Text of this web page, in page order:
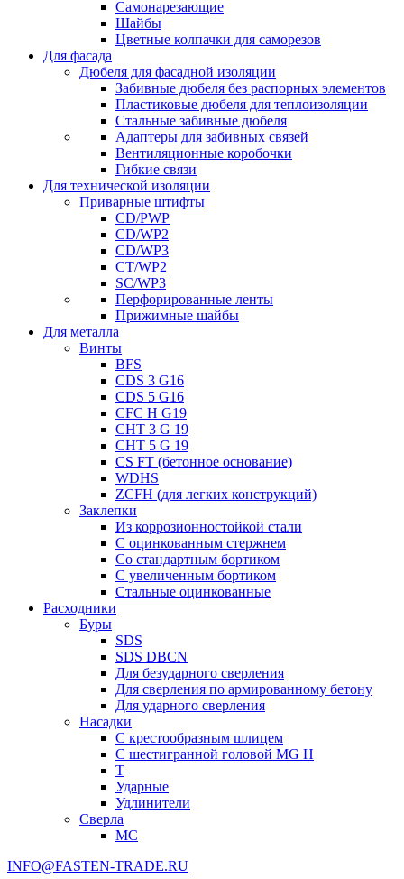
Самонарезающие
Шайбы
Цветные колпачки для саморезов
Для фасада
Дюбеля для фасадной изоляции
Забивные дюбеля без распорных элементов
Пластиковые дюбеля для теплоизоляции
Стальные забивные дюбеля
Адаптеры для забивных связей
Вентиляционные коробочки
Гибкие связи
Для технической изоляции
Приварные штифты
CD/PWP
CD/WP2
CD/WP3
CT/WP2
SC/WP3
Перфорированные ленты
Прижимные шайбы
Для металла
Винты
BFS
CDS 3 G16
CDS 5 G16
CFC H G19
CHT 3 G 19
CHT 5 G 19
CS FT (бетонное основание)
WDHS
ZCFH (для легких конструкций)
Заклепки
Из коррозионностойкой стали
С оцинкованным стержнем
Со стандартным бортиком
С увеличенным бортиком
Стальные оцинкованные
Расходники
Буры
SDS
SDS DBCN
Для безударного сверления
Для сверления по армированному бетону
Для ударного сверления
Насадки
С крестообразным шлицем
С шестигранной головой MG H
T
Ударные
Удлинители
Сверла
МС
INFO@FASTEN-TRADE.RU